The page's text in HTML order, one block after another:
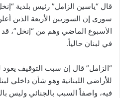
قال “ياسين الزامل” رئيس بلدية
سوري إن السوريين الأربعة الذين
الأسبوع الماضي وهم من “إنخل”،
في لبنان حالياً.
“الزامل” قال إن سبب التوقيف
للأراضي اللبنانية وهو شأن داخلي
فيه، واصفاً السبب بالجنائي وليس